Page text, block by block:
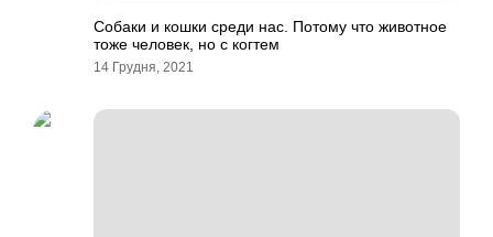
Собаки и кошки среди нас. Потому что животное
тоже человек, но с когтем
14 Грудня, 2021